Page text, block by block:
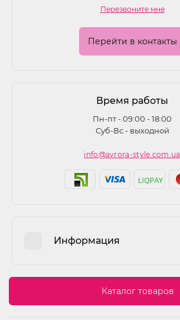
Перезвоните мне
Перейти в контакты
Время работы
Пн-пт - 09:00 - 18:00
Суб-Вс - выходной
info@avrora-style.com.ua
Информация
Пользовательское соглашение
Каталог товаров